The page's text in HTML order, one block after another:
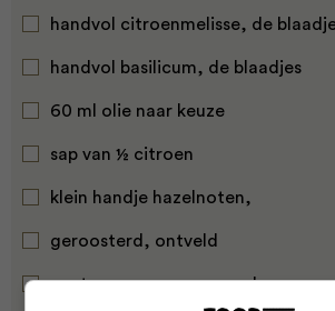
handvol citroenmelisse, de
handvol basilicum, de blaadjes
60 ml olie naar keuze
sap van ½ citroen
klein handje hazelnoten,
geroosterd, ontveld
zout en peper naar smaak